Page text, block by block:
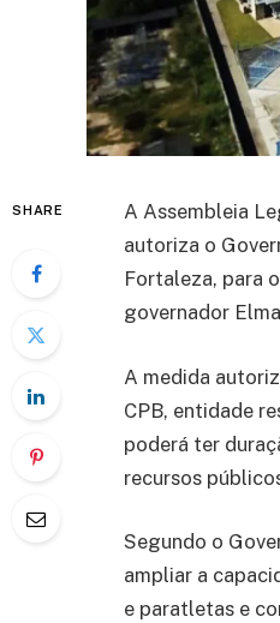
SHARE
A Assembleia
autoriza o
Fortaleza, para
governador
A medida
CPB, entidade
poderá ter
recursos
Segundo o
ampliar a
e paratletas e